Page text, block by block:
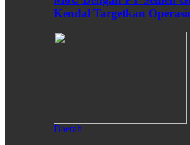
Kendal Targetkan
Daerah